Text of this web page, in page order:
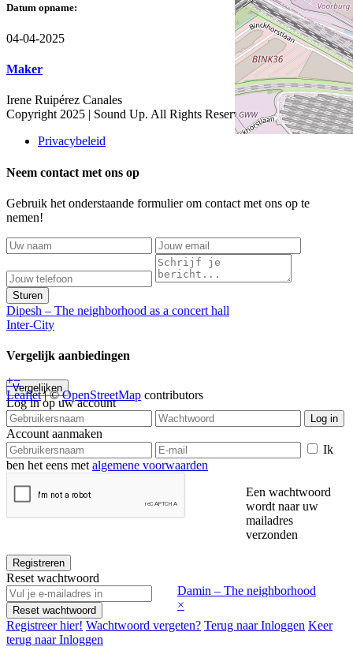
Damin – The neighborhood
×
+−
Leaflet| ©OpenStreetMap contributors
Datum opname:
04-04-2025
Maker
Irene Ruipérez Canales
Copyright 2025 | Sound Up. All Rights Reserved.
Privacybeleid
Neem contact met ons op
Gebruik het onderstaande formulier om contact met ons op te
nemen!
Sturen
Dipesh – The neighborhood as a concert hall
Inter-City
Vergelijk aanbiedingen
Vergelijken
Log in op uw account
Log in
Account aanmaken
Ik
ben het eens metalgemene voorwaarden
Een wachtwoord
wordt naar uw
mailadres
verzonden
Registreren
Reset wachtwoord
Reset wachtwoord
Registreer hier! Wachtwoord vergeten? Terug naar Inloggen Keer
terug naar Inloggen